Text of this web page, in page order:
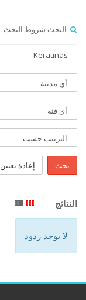
البحث شروط البحث
بحث إعادة تعيين
النتائج
لا يوجد ردود